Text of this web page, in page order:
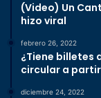
(Video) Un
hizo viral
febrero 26, 2022
¿Tiene billetes
circular a partir
diciembre 24, 2022